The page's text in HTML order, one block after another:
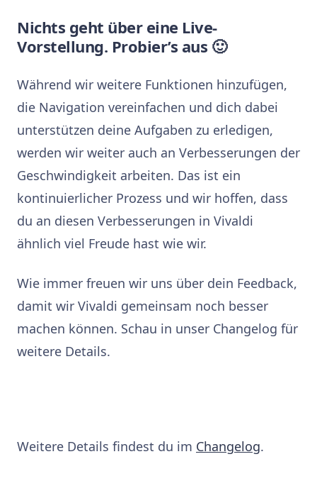
Nichts geht über eine Live-
Vorstellung. Probier’s aus 🙂
Während wir weitere Funktionen hinzufügen,
die Navigation vereinfachen und dich dabei
unterstützen deine Aufgaben zu erledigen,
werden wir weiter auch an Verbesserungen der
Geschwindigkeit arbeiten. Das ist ein
kontinuierlicher Prozess und wir hoffen, dass
du an diesen Verbesserungen in Vivaldi
ähnlich viel Freude hast wie wir.
Wie immer freuen wir uns über dein Feedback,
damit wir Vivaldi gemeinsam noch besser
machen können. Schau in unser Changelog für
weitere Details.
Weitere Details findest du im Changelog.